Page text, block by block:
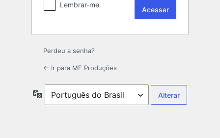
Lembrar-me
Perdeu a senha?
← Ir para MF Produções
Idioma